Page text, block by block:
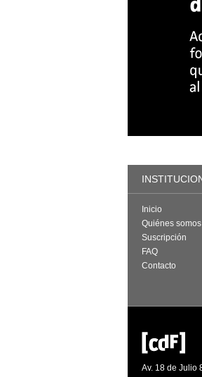
Inicio
Quiénes somos
Suscripción
FAQ
Contacto
Av. 18 de Julio